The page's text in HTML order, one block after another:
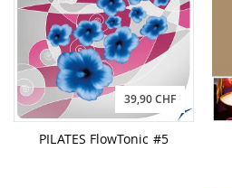
39,90 CHF
PILATES FlowTonic #5